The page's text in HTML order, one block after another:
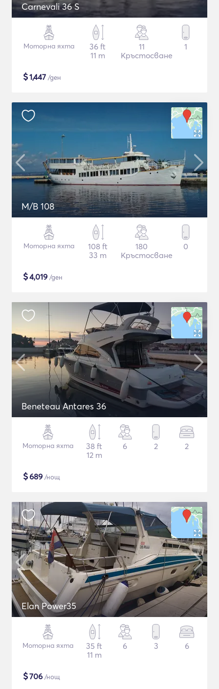
Carnevali 36 S
Моторна яхта
36 ft
11 m
11
Кръстосване
1
$1,447 /ден
M/B 108
Моторна яхта
108 ft
33 m
180
Кръстосване
0
$4,019 /ден
Beneteau Antares 36
Моторна яхта
38 ft
12 m
6 2 2
$689 /нощ
Elan Power35
Моторна яхта
35 ft
11 m
6 3 6
$706 /нощ